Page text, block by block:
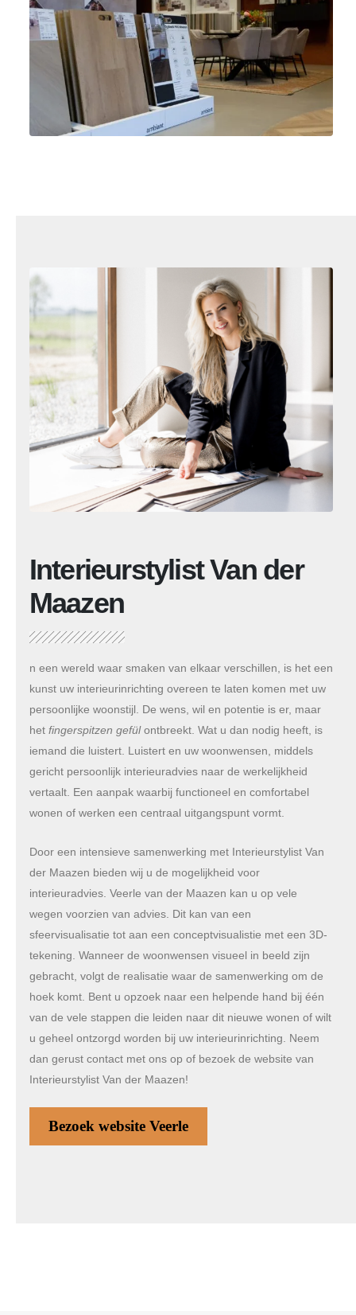
Interieurstylist Van der
Maazen
n een wereld waar smaken van elkaar verschillen, is het een
kunst uw interieurinrichting overeen te laten komen met uw
persoonlijke woonstijl. De wens, wil en potentie is er, maar
het fingerspitzen gefülontbreekt. Wat u dan nodig heeft, is
iemand die luistert. Luistert en uw woonwensen, middels
gericht persoonlijk interieuradvies naar de werkelijkheid
vertaalt. Een aanpak waarbij functioneel en comfortabel
wonen of werken een centraal uitgangspunt vormt.
Door een intensieve samenwerking met Interieurstylist Van
der Maazen bieden wij u de mogelijkheid voor
interieuradvies. Veerle van der Maazen kan u op vele
wegen voorzien van advies. Dit kan van een
sfeervisualisatie tot aan een conceptvisualistie met een 3D-
tekening. Wanneer de woonwensen visueel in beeld zijn
gebracht, volgt de realisatie waar de samenwerking om de
hoek komt. Bent u opzoek naar een helpende hand bij één
van de vele stappen die leiden naar dit nieuwe wonen of wilt
u geheel ontzorgd worden bij uw interieurinrichting. Neem
dan gerust contact met ons op of bezoek de website van
Interieurstylist Van der Maazen!
Bezoek website Veerle